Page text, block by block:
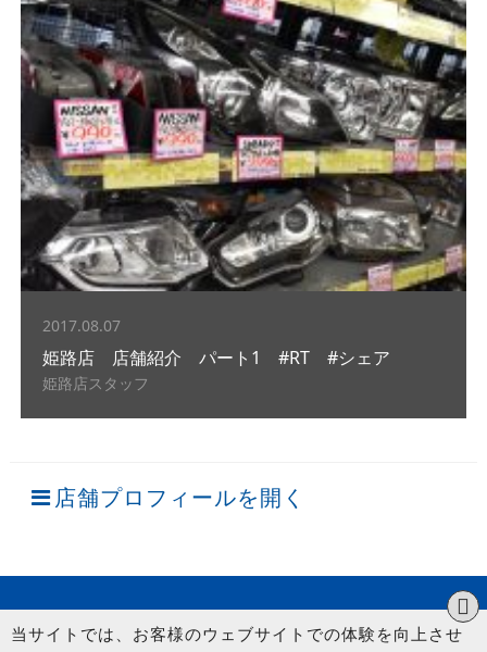
2017.08.07
姫路店 店舗紹介 パート1 #RT #シェア
姫路店スタッフ
店舗プロフィールを開く
当サイトでは、お客様のウェブサイトでの体験を向上させ